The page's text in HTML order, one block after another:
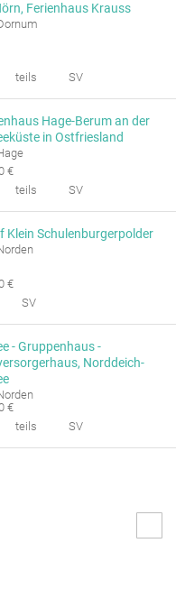
Ferienhaus Krauss
teils SV
Hage-Berum an der
in Ostfriesland
€
teils SV
Klein Schulenburgerpolder
€
SV
- Gruppenhaus -
Norddeich-
€
teils SV